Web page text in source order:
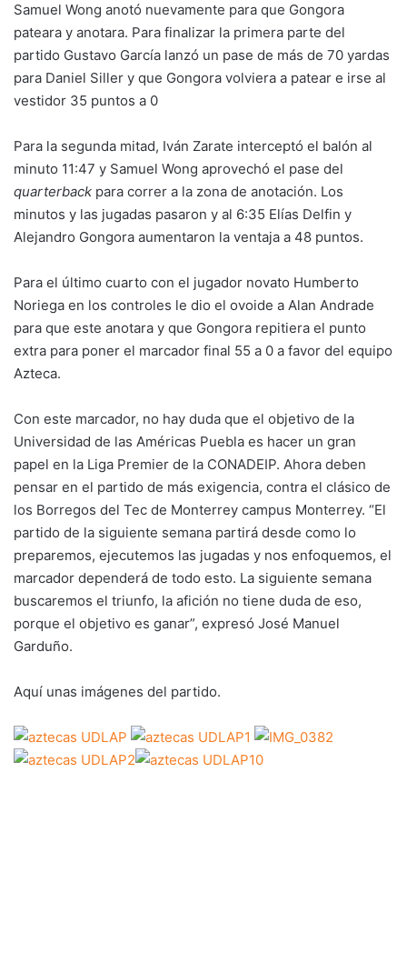
Samuel Wong anotó nuevamente para que Gongora
pateara y anotara. Para finalizar la primera parte del
partido Gustavo García lanzó un pase de más de 70 yardas
para Daniel Siller y que Gongora volviera a patear e irse al
vestidor 35 puntos a 0
Para la segunda mitad, Iván Zarate interceptó el balón al
minuto 11:47 y Samuel Wong aprovechó el pase del
quarterback para correr a la zona de anotación. Los
minutos y las jugadas pasaron y al 6:35 Elías Delfin y
Alejandro Gongora aumentaron la ventaja a 48 puntos.
Para el último cuarto con el jugador novato Humberto
Noriega en los controles le dio el ovoide a Alan Andrade
para que este anotara y que Gongora repitiera el punto
extra para poner el marcador final 55 a 0 a favor del equipo
Azteca.
Con este marcador, no hay duda que el objetivo de la
Universidad de las Américas Puebla es hacer un gran
papel en la Liga Premier de la CONADEIP. Ahora deben
pensar en el partido de más exigencia, contra el clásico de
los Borregos del Tec de Monterrey campus Monterrey. “El
partido de la siguiente semana partirá desde como lo
preparemos, ejecutemos las jugadas y nos enfoquemos, el
marcador dependerá de todo esto. La siguiente semana
buscaremos el triunfo, la afición no tiene duda de eso,
porque el objetivo es ganar”, expresó José Manuel
Garduño.
Aquí unas imágenes del partido.